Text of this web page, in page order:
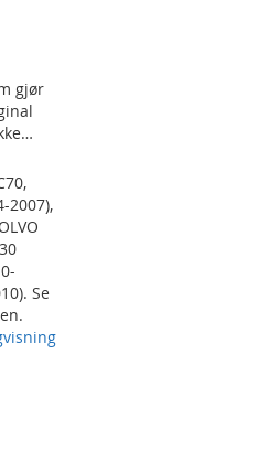
gjør
iso-
Med
å
som
,
2007),
. Se